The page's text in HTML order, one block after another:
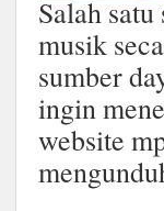
Salah
musik
sumber
ingin
website